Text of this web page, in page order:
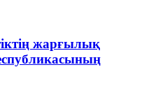
жарғылық